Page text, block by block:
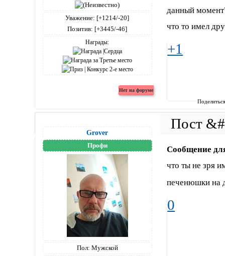
Уважение: [+1214/-20]
Позитив: [+3445/-46]
Награды:
данный
что то имел
+1
Grover
Профи
Пол: Мужской
Сообщение
что ты не зря
печенюшки на
0